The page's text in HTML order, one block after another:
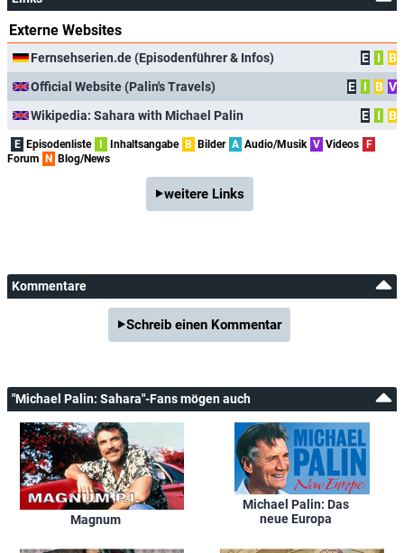
Externe Websites
Fernsehserien.de (Episodenführer & Infos) E I
B
Official Website (Palin's Travels)
E I B V
Wikipedia: Sahara with Michael Palin
E I B
E Episodenliste Inhaltsangabe B Bilder A Audio/Musik V Videos
F
Forum
N Blog/News
weitere Links
Kommentare
Schreib einen Kommentar
"Michael Palin: Sahara"-Fans mögen auch
Magnum
Michael Palin: Das
neue Europa